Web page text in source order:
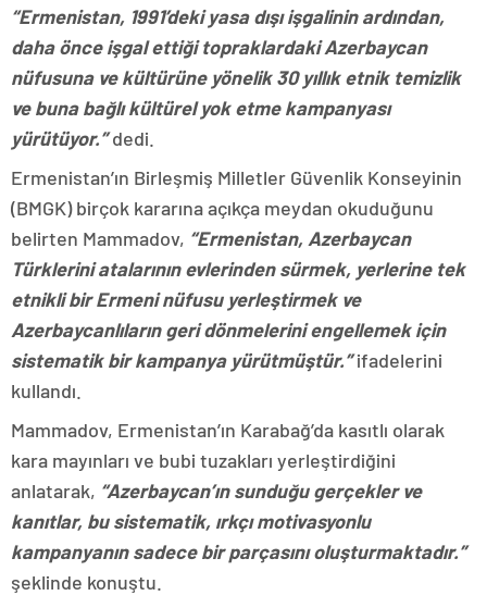
“Ermenistan, 1991’deki yasa dışı işgalinin ardından,
daha önce işgal ettiği topraklardaki Azerbaycan
nüfusuna ve kültürüne yönelik 30 yıllık etnik temizlik
ve buna bağlı kültürel yok etme kampanyası
yürütüyor.”dedi.
Ermenistan’ın Birleşmiş Milletler Güvenlik Konseyinin
(BMGK) birçok kararına açıkça meydan okuduğunu
belirten Mammadov, “Ermenistan, Azerbaycan
Türklerini atalarının evlerinden sürmek, yerlerine tek
etnikli bir Ermeni nüfusu yerleştirmek ve
Azerbaycanlıların geri dönmelerini engellemek için
sistematik bir kampanya yürütmüştür.”ifadelerini
kullandı.
Mammadov, Ermenistan’ın Karabağ’da kasıtlı olarak
kara mayınları ve bubi tuzakları yerleştirdiğini
anlatarak, “Azerbaycan’ın sunduğu gerçekler ve
kanıtlar, bu sistematik, ırkçı motivasyonlu
kampanyanın sadece bir parçasını oluşturmaktadır.”
şeklinde konuştu.